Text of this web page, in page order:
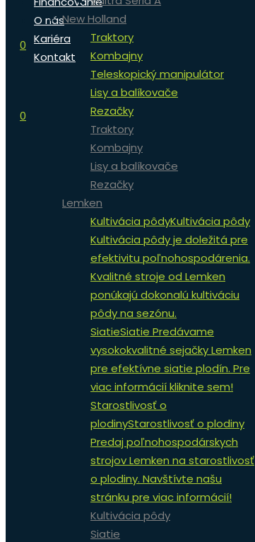
0
O nás
Kariéra
Kontakt
0
New Holland
Traktory
Kombajny
Teleskopický manipulátor
Lisy a balíkovače
Rezačky
Traktory
Kombajny
Lisy a balíkovače
Rezačky
Lemken
Kultivácia pôdyKultivácia pôdy
Kultivácia pôdy je doležitá pre
efektivitu poľnohospodárenia.
Kvalitné stroje od Lemken
ponúkajú dokonalú kultiváciu
pôdy na sezónu.
SiatieSiatie Predávame
vysokokvalitné sejačky Lemken
pre efektívne siatie plodín. Pre
viac informácií kliknite sem!
Starostlivosť o
plodinyStarostlivosť o plodiny
Predaj poľnohospodárskych
strojov Lemken na starostlivosť
o plodiny. Navštívte našu
stránku pre viac informácií!
Kultivácia pôdy
Siatie